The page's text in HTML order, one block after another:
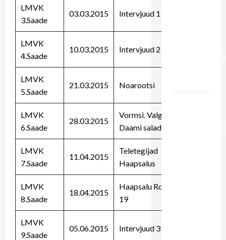
LMVK
3.Saade
03.03.2015 Intervjuud 1
LMVK
4.Saade
10.03.2015 Intervjuud 2
LMVK
5.Saade
21.03.2015 Noarootsi
LMVK
6.Saade
28.03.2015
Vormsi. Valge
Daami saladus
LMVK
7.Saade
11.04.2015
Teletegijad
Haapsalus
LMVK
8.Saade
18.04.2015
Haapsalu Rong
19
LMVK
9.Saade
05.06.2015 Intervjuud 3